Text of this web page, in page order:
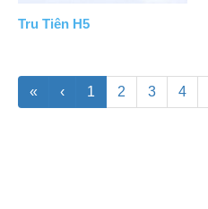
Tru Tiên H5
« ‹ 1 2 3 4